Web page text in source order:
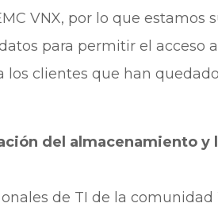
VNX, por lo que estamos
para permitir el acceso
clientes que han
del almacenamiento y
de TI de la comunidad